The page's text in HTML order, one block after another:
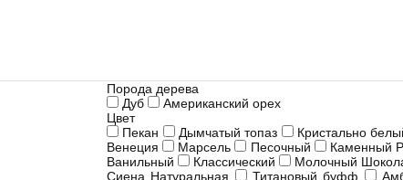
Порода дерева
Дуб
Американский орех
Цвет
Пекан
Дымчатый топаз Кристально
Венеция
Марсель Песочный Каменный
Ванильный
Классический Молочный
Сиена Натуральная
Титановый буфф